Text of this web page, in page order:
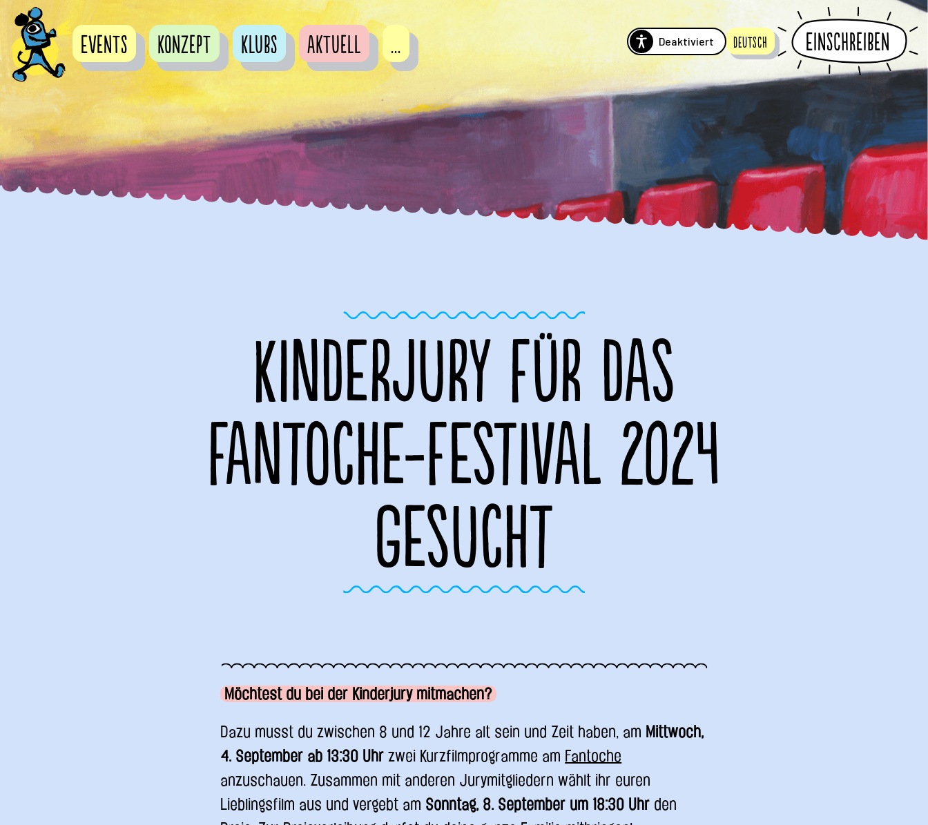
Deaktiviert Deutsch Einschreiben
Events Konzept Klubs Aktuell ...
KINDERJURY FÜR DAS
FANTOCHE-FESTIVAL 2024
GESUCHT
Möchtest du bei der Kinderjury mitmachen?
Dazu musst du zwischen 8 und 12 Jahre alt sein und Zeit haben, am Mittwoch,
4. September ab 13:30 Uhr zwei Kurzfilmprogramme am Fantoche
anzuschauen. Zusammen mit anderen Jurymitgliedern wählt ihr euren
Lieblingsfilm aus und vergebt am Sonntag, 8. September um 18:30 Uhr den